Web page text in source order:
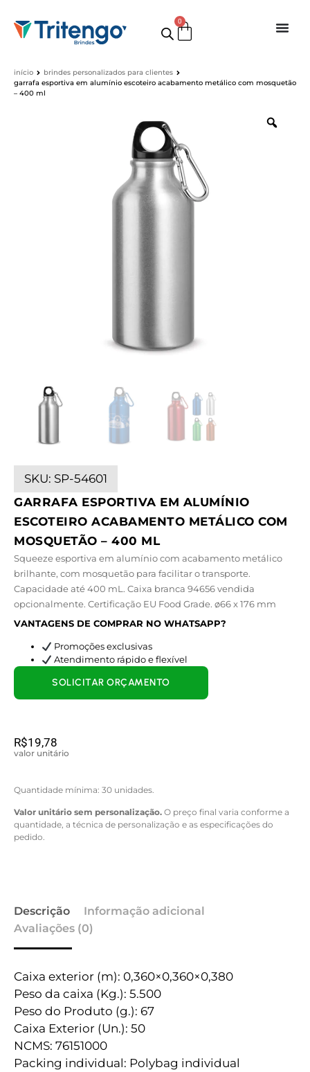
0
início
brindes personalizados para clientes
garrafa esportiva em alumínio escoteiro acabamento metálico com mosquetão
– 400 ml
SKU: SP-54601
GARRAFA ESPORTIVA EM ALUMÍNIO
ESCOTEIRO ACABAMENTO METÁLICO COM
MOSQUETÃO – 400 ML
Squeeze esportiva em alumínio com acabamento metálico
brilhante, com mosquetão para facilitar o transporte.
Capacidade até 400 mL. Caixa branca 94656 vendida
opcionalmente. Certificação EU Food Grade. ø66 x 176 mm
VANTAGENS DE COMPRAR NO WHATSAPP?
Promoções exclusivas
Atendimento rápido e flexível
R$19,78
valor unitário
Quantidade mínima: 30 unidades.
Valor unitário sem personalização. O preço final varia conforme a
quantidade, a técnica de personalização e as especificações do
pedido.
SOLICITAR ORÇAMENTO
Descrição
Informação adicional
Avaliações (0)
Caixa exterior (m): 0,360×0,360×0,380
Peso da caixa (Kg.): 5.500
Peso do Produto (g.): 67
Caixa Exterior (Un.): 50
NCMS: 76151000
Packing individual: Polybag individual